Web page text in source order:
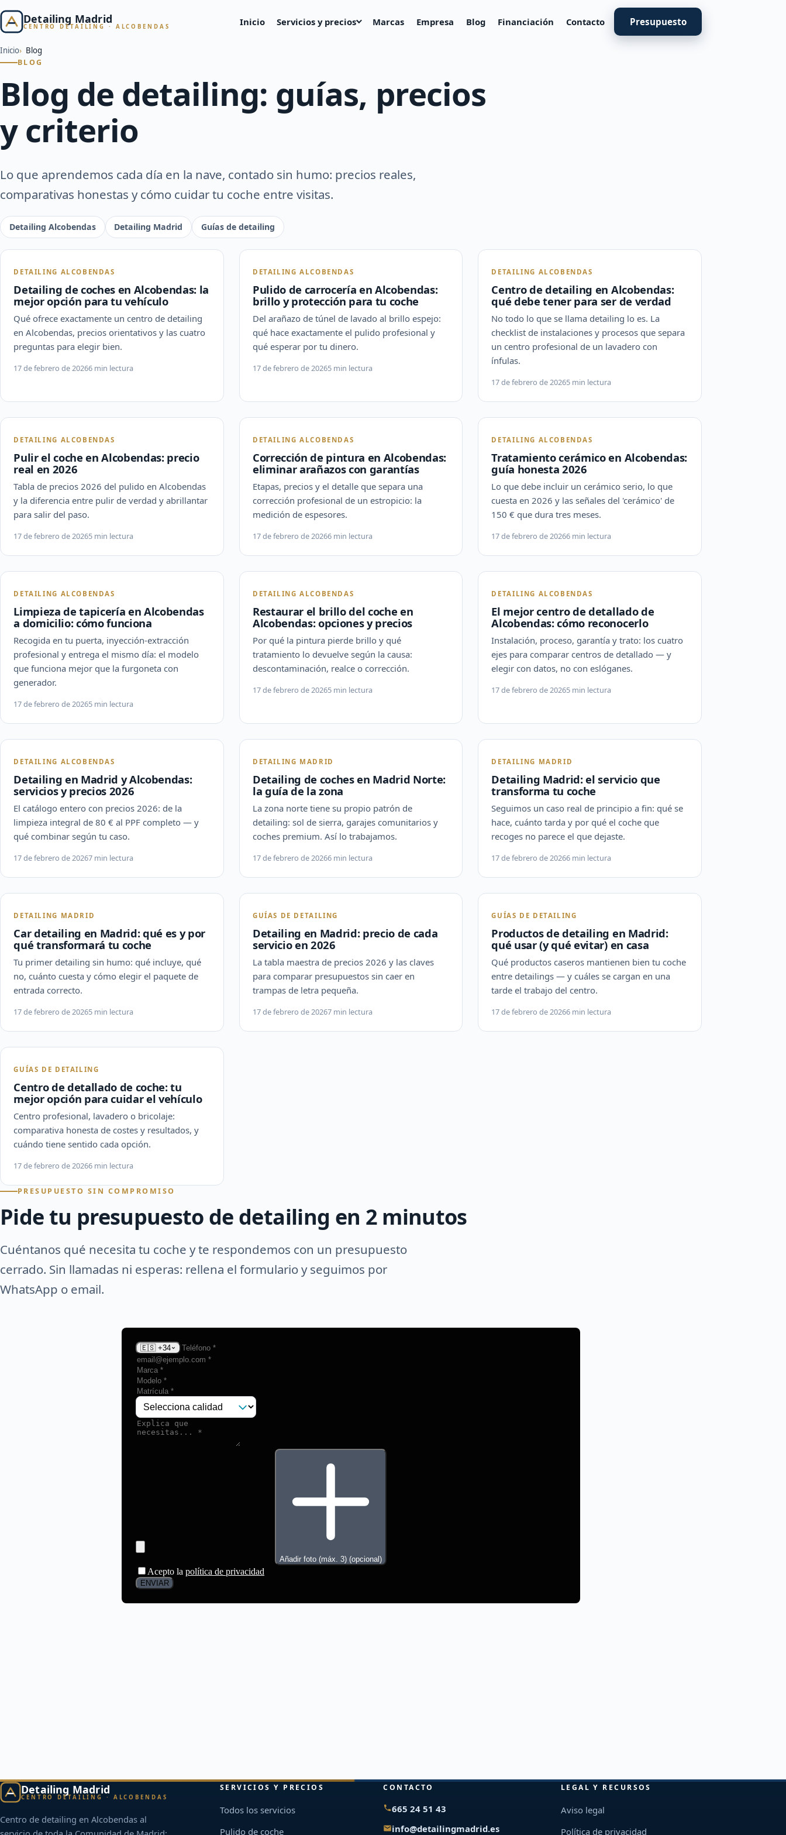
Detailing Madrid
CENTRO DETAILING · ALCOBENDAS Inicio Servicios y precios Marcas Empresa Blog Financiación Contacto Presupuesto
Inicio Blog
BLOG
Blog de detailing: guías, precios
y criterio
Lo que aprendemos cada día en la nave, contado sin humo: precios reales,
comparativas honestas y cómo cuidar tu coche entre visitas.
Detailing Alcobendas Detailing Madrid Guías de detailing
DETAILING ALCOBENDAS
Detailing de coches en Alcobendas: la
mejor opción para tu vehículo
Qué ofrece exactamente un centro de detailing
en Alcobendas, precios orientativos y las cuatro
preguntas para elegir bien.
17 de febrero de 20266 min lectura
DETAILING ALCOBENDAS
Pulido de carrocería en Alcobendas:
brillo y protección para tu coche
Del arañazo de túnel de lavado al brillo espejo:
qué hace exactamente el pulido profesional y
qué esperar por tu dinero.
17 de febrero de 20265 min lectura
DETAILING ALCOBENDAS
Centro de detailing en Alcobendas:
qué debe tener para ser de verdad
No todo lo que se llama detailing lo es. La
checklist de instalaciones y procesos que separa
un centro profesional de un lavadero con
ínfulas.
17 de febrero de 20265 min lectura
DETAILING ALCOBENDAS
Pulir el coche en Alcobendas: precio
real en 2026
Tabla de precios 2026 del pulido en Alcobendas
y la diferencia entre pulir de verdad y abrillantar
para salir del paso.
17 de febrero de 20265 min lectura
DETAILING ALCOBENDAS
Corrección de pintura en Alcobendas:
eliminar arañazos con garantías
Etapas, precios y el detalle que separa una
corrección profesional de un estropicio: la
medición de espesores.
17 de febrero de 20266 min lectura
DETAILING ALCOBENDAS
Tratamiento cerámico en Alcobendas:
guía honesta 2026
Lo que debe incluir un cerámico serio, lo que
cuesta en 2026 y las señales del 'cerámico' de
150 € que dura tres meses.
17 de febrero de 20266 min lectura
DETAILING ALCOBENDAS
Limpieza de tapicería en Alcobendas
a domicilio: cómo funciona
Recogida en tu puerta, inyección-extracción
profesional y entrega el mismo día: el modelo
que funciona mejor que la furgoneta con
generador.
17 de febrero de 20265 min lectura
DETAILING ALCOBENDAS
Restaurar el brillo del coche en
Alcobendas: opciones y precios
Por qué la pintura pierde brillo y qué
tratamiento lo devuelve según la causa:
descontaminación, realce o corrección.
17 de febrero de 20265 min lectura
DETAILING ALCOBENDAS
El mejor centro de detallado de
Alcobendas: cómo reconocerlo
Instalación, proceso, garantía y trato: los cuatro
ejes para comparar centros de detallado — y
elegir con datos, no con eslóganes.
17 de febrero de 20265 min lectura
DETAILING ALCOBENDAS
Detailing en Madrid y Alcobendas:
servicios y precios 2026
El catálogo entero con precios 2026: de la
limpieza integral de 80 € al PPF completo — y
qué combinar según tu caso.
17 de febrero de 20267 min lectura
DETAILING MADRID
Detailing de coches en Madrid Norte:
la guía de la zona
La zona norte tiene su propio patrón de
detailing: sol de sierra, garajes comunitarios y
coches premium. Así lo trabajamos.
17 de febrero de 20266 min lectura
DETAILING MADRID
Detailing Madrid: el servicio que
transforma tu coche
Seguimos un caso real de principio a fin: qué se
hace, cuánto tarda y por qué el coche que
recoges no parece el que dejaste.
17 de febrero de 20266 min lectura
DETAILING MADRID
Car detailing en Madrid: qué es y por
qué transformará tu coche
Tu primer detailing sin humo: qué incluye, qué
no, cuánto cuesta y cómo elegir el paquete de
entrada correcto.
17 de febrero de 20265 min lectura
GUÍAS DE DETAILING
Detailing en Madrid: precio de cada
servicio en 2026
La tabla maestra de precios 2026 y las claves
para comparar presupuestos sin caer en
trampas de letra pequeña.
17 de febrero de 20267 min lectura
GUÍAS DE DETAILING
Productos de detailing en Madrid:
qué usar (y qué evitar) en casa
Qué productos caseros mantienen bien tu coche
entre detailings — y cuáles se cargan en una
tarde el trabajo del centro.
17 de febrero de 20266 min lectura
GUÍAS DE DETAILING
Centro de detallado de coche: tu
mejor opción para cuidar el vehículo
Centro profesional, lavadero o bricolaje:
comparativa honesta de costes y resultados, y
cuándo tiene sentido cada opción.
17 de febrero de 20266 min lectura
PRESUPUESTO SIN COMPROMISO
Pide tu presupuesto de detailing en 2 minutos
Cuéntanos qué necesita tu coche y te respondemos con un presupuesto
cerrado. Sin llamadas ni esperas: rellena el formulario y seguimos por
WhatsApp o email.
Detailing Madrid
CENTRO DETAILING · ALCOBENDAS
Centro de detailing en Alcobendas al
SERVICIOS Y PRECIOS
Todos los servicios
Pulido de coche
CONTACTO
665 24 51 43
info@detailingmadrid.es
LEGAL Y RECURSOS
Aviso legal
Política de privacidad